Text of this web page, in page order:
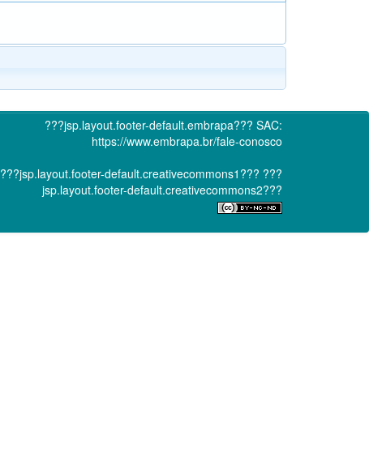
???jsp.layout.footer-default.embrapa??? SAC:
https://www.embrapa.br/fale-conosco
???jsp.layout.footer-default.creativecommons1??? ???
jsp.layout.footer-default.creativecommons2???